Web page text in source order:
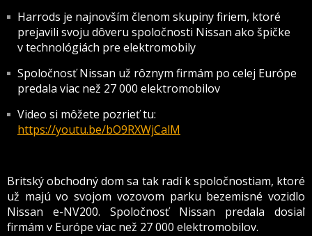
Harrods je najnovším členom skupiny firiem, ktoré
prejavili svoju dôveru spoločnosti Nissan ako špičke
v technológiách pre elektromobily
Spoločnosť Nissan už rôznym firmám po celej Európe
predala viac než 27 000 elektromobilov
Video si môžete pozrieť tu:
https://youtu.be/bO9RXWjCalM
Britský obchodný dom sa tak radí k spoločnostiam, ktoré
už majú vo svojom vozovom parku bezemisné vozidlo
Nissan e-NV200. Spoločnosť Nissan predala dosiaľ
firmám v Európe viac než 27 000 elektromobilov.